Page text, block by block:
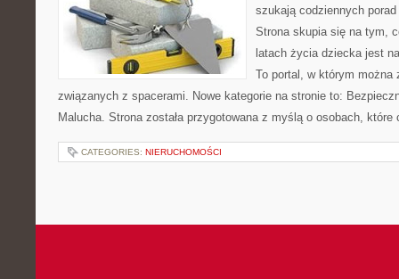
szukają codziennych
Strona skupia się na tym,
latach życia dziecka jest
To portal, w którym można
związanych z spacerami. Nowe kategorie na stronie to:
Malucha. Strona została przygotowana z myślą o osobach,
CATEGORIES: NIERUCHOMOŚCI